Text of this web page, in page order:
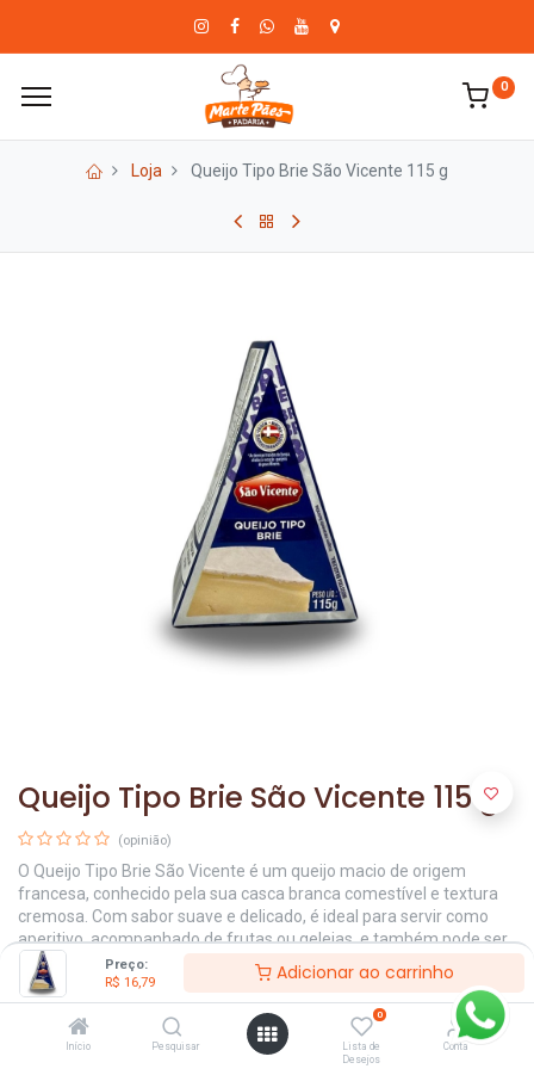
Preço:
R$ 16,79 Adicionar ao carrinho
Início Pesquisar
0
Lista de
Desejos
Conta
0
Loja Queijo Tipo Brie São Vicente 115 g
Queijo Tipo Brie São Vicente 115 g
(opinião)
O Queijo Tipo Brie São Vicente é um queijo macio de origem
francesa, conhecido pela sua casca branca comestível e textura
cremosa. Com sabor suave e delicado, é ideal para servir como
aperitivo, acompanhado de frutas ou geleias, e também pode ser
usado em receitas que exigem um queijo que derreta facilmente,
como em risotos e molhos.
16,79